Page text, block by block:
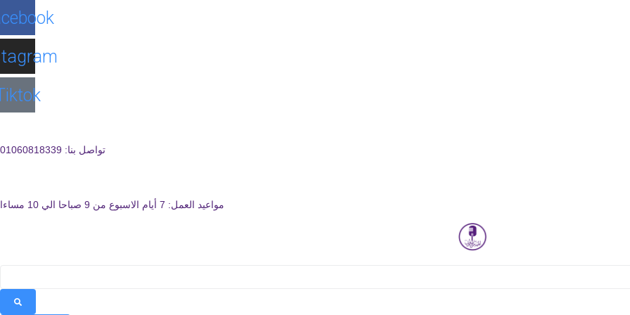
تواصل بنا: 01060818339
مواعيد العمل: 7 أيام الاسبوع من 9 صباحا الي 10 مساءا